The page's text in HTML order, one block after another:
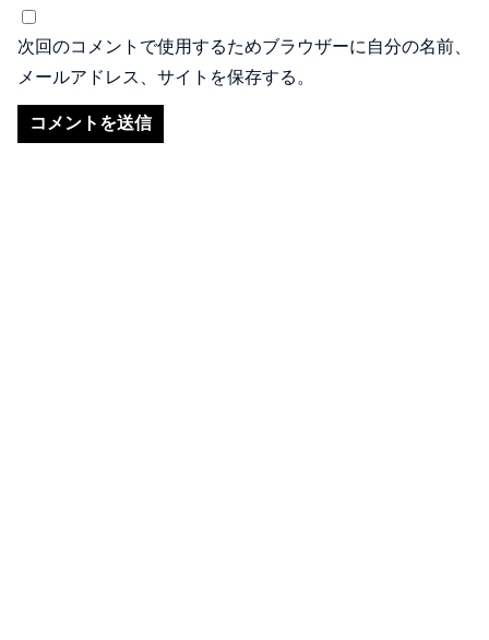
次回のコメントで使用するためブラウザーに自分の名前、
メールアドレス、サイトを保存する。